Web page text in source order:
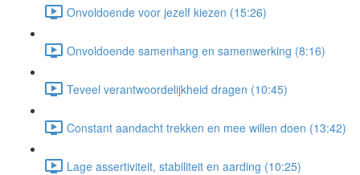
Onvoldoende voor jezelf kiezen (15:26)
Onvoldoende samenhang en samenwerking (8:16)
Teveel verantwoordelijkheid dragen (10:45)
Constant aandacht trekken en mee willen doen (13:42)
Lage assertiviteit, stabiliteit en aarding (10:25)